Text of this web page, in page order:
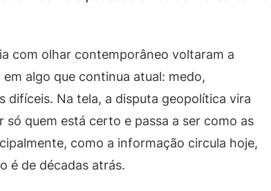
com olhar contemporâneo voltaram a
algo que continua atual: medo,
difíceis. Na tela, a disputa geopolítica vira
quem está certo e passa a ser como as
como a informação circula hoje,
é de décadas atrás.